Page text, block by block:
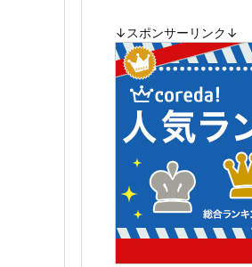
↓スポンサーリンク↓